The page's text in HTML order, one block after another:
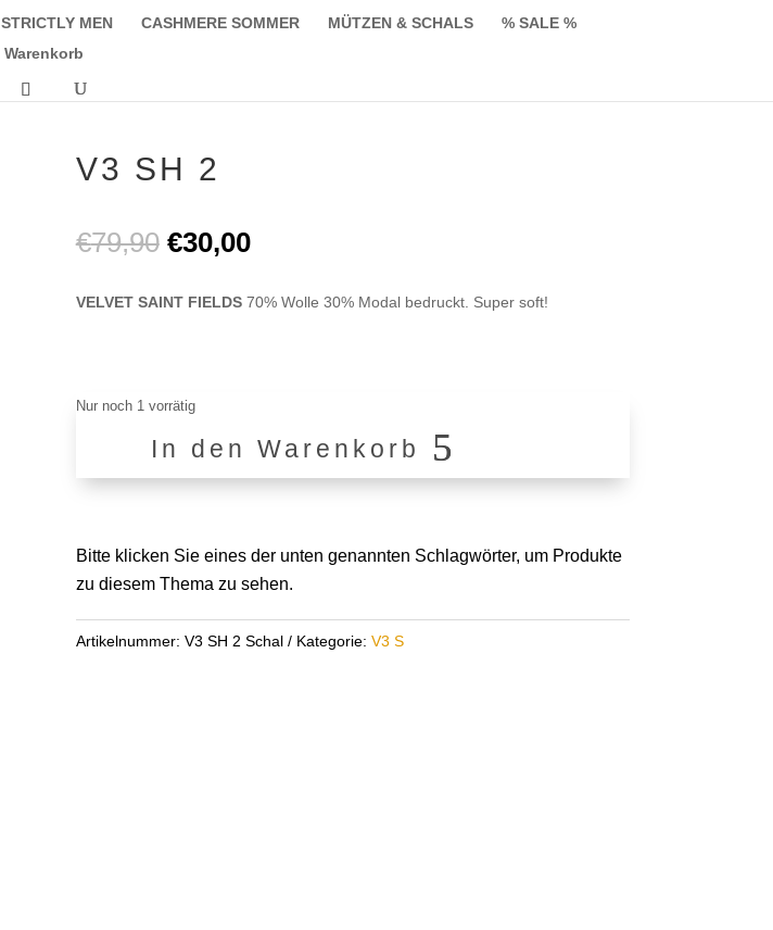
STRICTLY MEN CASHMERE SOMMER MÜTZEN & SCHALS
% SALE %
Warenkorb
V3 SH 2
€79,90 Ursprünglicher
war:
€30,00Aktueller
ist:
VELVET SAINT FIELDS 70% Wolle 30% Modal bedruckt. Super soft!
Nur noch 1 vorrätig
Menge
In den Warenkorb
Bitte klicken Sie eines der unten genannten Schlagwörter, um Produkte
zu diesem Thema zu sehen.
Artikelnummer: V3 SH 2 Schal Kategorie: V3 S